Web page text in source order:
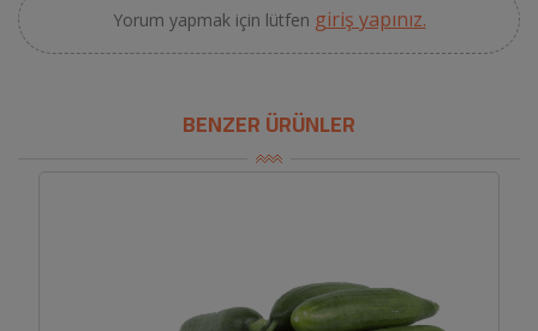
Yorum yapmak için lütfen giriş yapınız.
BENZER ÜRÜNLER